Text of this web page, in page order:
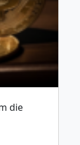
die